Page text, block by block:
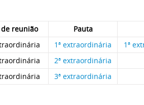
reunião
Pauta
1ª extraordinária
1ª
2ª extraordinária
3ª extraordinária